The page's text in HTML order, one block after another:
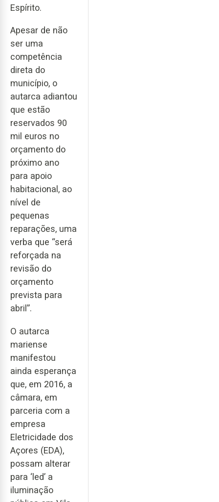
Espírito.
Apesar de não
ser uma
competência
direta do
município, o
autarca adiantou
que estão
reservados 90
mil euros no
orçamento do
próximo ano
para apoio
habitacional, ao
nível de
pequenas
reparações, uma
verba que “será
reforçada na
revisão do
orçamento
prevista para
abril”.
O autarca
mariense
manifestou
ainda esperança
que, em 2016, a
câmara, em
parceria com a
empresa
Eletricidade dos
Açores (EDA),
possam alterar
para ‘led’ a
iluminação